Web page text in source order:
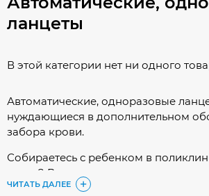
ланцеты
В этой категории нет ни одного
Автоматические, одноразовые
нуждающиеся в дополнительном
забора крови.
Собираетесь с ребенком в
кровь? Вам к нам - автоматические,
одноразовые ланцеты которые
ЧИТАТЬ ДАЛЕЕ